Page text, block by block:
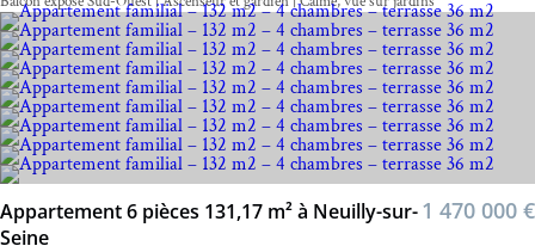
Appartement 6 pièces 131,17 m² à Neuilly-sur-
Seine
1 470 000 €